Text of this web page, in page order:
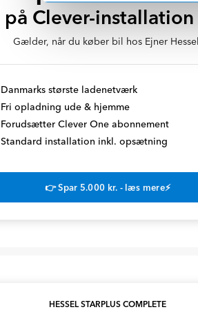
på Clever-installation
Gælder, når du køber bil hos Ejner
Danmarks største ladenetværk
Fri opladning ude & hjemme
Forudsætter Clever One abonnement
Standard installation inkl. opsætning
👉 Spar 5.000 kr. - læs mere⚡
HESSEL STARPLUS COMPLETE